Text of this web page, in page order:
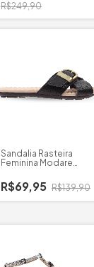
R$249,90
Sandalia Rasteira
Feminina Modare
R$69,95 R$139,90